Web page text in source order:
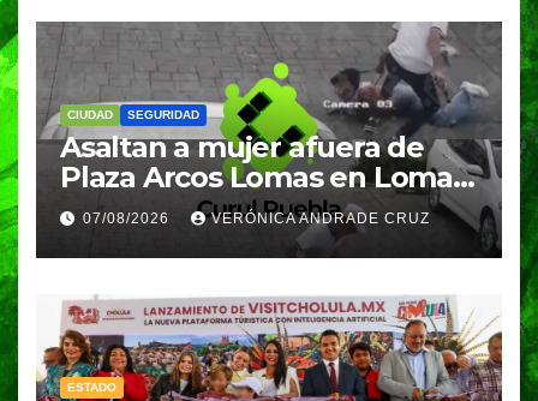
CIUDAD SEGURIDAD
Asaltan a mujer afuera de
Plaza Arcos Lomas en Lomas
de Angelópolis; delincuentes
huyeron en auto
07/08/2026 VERÓNICA ANDRADE CRUZ
ESTADO